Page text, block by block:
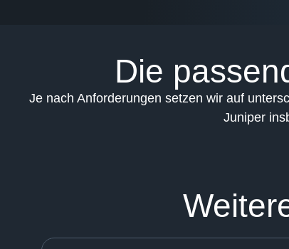
Die
Je nach Anforderungen setzen wir auf
Juniper